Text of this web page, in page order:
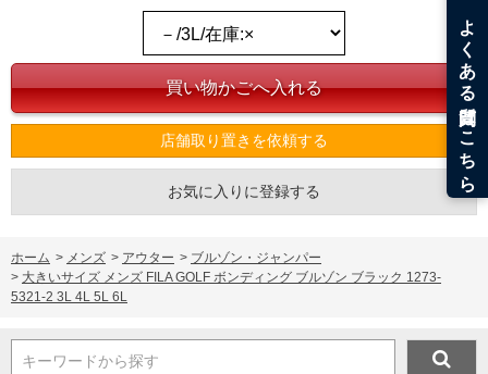
返品交換希望の方は、商品到着後1週間以内にご連絡ください。
下着(肌着)やワイシャツは商品の性質上、返品交換不可とさせて頂いております。予め
※【ボトムの裾上げをご希望の場合】
備考欄に股下●cmとご記入下さい。（裾上げ無料対象商品は1本につき税込6,000円以
上の品が対象。1本5,999円以下の商品は有料（500円+税）となります。）
尚、裾上げした商品は返品・交換不可となりますので、予めご了承下さい。
一部、お直しに対応出来ない商品がございます。(例：裾にファスナーや調節ひもが付
いている、極端なデザインが施されている等)
※当店での掲載商品は、実店鋪と在庫を共用しておりますので店頭での売り違い、店
店舗取り置きを依頼する
お気に入りに登録する
ホーム > メンズ > アウター > ブルゾン・ジャンパー
> 大きいサイズ メンズ FILA GOLF ボンディング ブルゾン ブラック 1273-
5321-2 3L 4L 5L 6L
キーワードから探す